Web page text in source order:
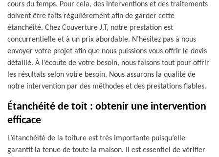
cours du temps. Pour cela, des interventions et des traitements
doivent être faits régulièrement afin de garder cette
étanchéité. Chez Couverture J.T, notre prestation est
concurrentielle et à un prix abordable. N’hésitez pas à nous
envoyer votre projet afin que nous puissions vous offrir le devis
détaillé. À l’écoute de votre besoin, nous faisons tout pour offrir
les résultats selon votre besoin. Nous assurons la qualité de
notre intervention par des méthodes et des prestations fiables.
Étanchéité de toit : obtenir une intervention
efficace
L’étanchéité de la toiture est très importante puisqu’elle
garantit la tenue de toute la maison. Il est essentiel de vérifier